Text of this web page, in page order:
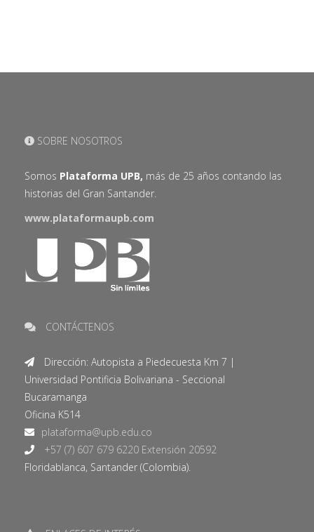
SOBRE NOSOTROS
Somos Plataforma UPB, más de 25 años contando las
historias del Gran Santander.
www.plataformaupb.com
CONTÁCTENOS
Dirección: Autopista a Piedecuesta Km 7 |
Universidad Pontificia Bolivariana - Seccional
Bucaramanga
Oficina K514
+57 (7) 607 679 6220 Extensión 20592
Floridablanca, Santander (Colombia).